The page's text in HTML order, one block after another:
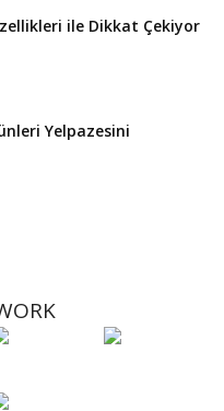
ile Dikkat Çekiyor
Yelpazesini